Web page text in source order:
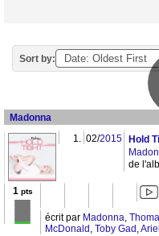
Sort by:
Madonna
1. 02/2015
Hold
de
1 pts
écrit par Madonna,
McDonald , Toby Gad ,